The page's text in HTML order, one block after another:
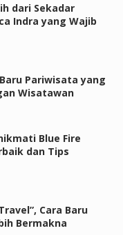
dari Sekadar
Indra yang Wajib
Pariwisata yang
Wisatawan
Blue Fire
dan Tips
Cara Baru
Bermakna